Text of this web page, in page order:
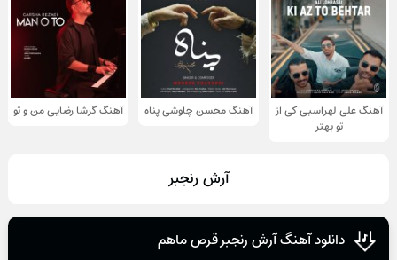
آهنگ علی لهراسبی کی از
تو ‌بهتر
آهنگ محسن چاوشی پناه آهنگ گرشا رضایی من و تو
آرش رنجبر
دانلود آهنگ آرش رنجبر قرص ماهم